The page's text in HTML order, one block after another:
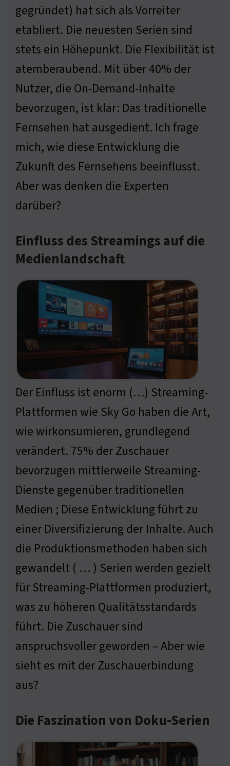
gegründet) hat sich als Vorreiter
etabliert. Die neuesten Serien sind
stets ein Höhepunkt. Die Flexibilität ist
atemberaubend. Mit über 40% der
Nutzer, die On-Demand-Inhalte
bevorzugen, ist klar: Das traditionelle
Fernsehen hat ausgedient. Ich frage
mich, wie diese Entwicklung die
Zukunft des Fernsehens beeinflusst.
Aber was denken die Experten
darüber?
Einfluss des Streamings auf die
Medienlandschaft
Der Einfluss ist enorm (…) Streaming-
Plattformen wie Sky Go haben die Art,
wie wirkonsumieren, grundlegend
verändert. 75% der Zuschauer
bevorzugen mittlerweile Streaming-
Dienste gegenüber traditionellen
Medien ; Diese Entwicklung führt zu
einer Diversifizierung der Inhalte. Auch
die Produktionsmethoden haben sich
gewandelt ( … ) Serien werden gezielt
für Streaming-Plattformen produziert,
was zu höheren Qualitätsstandards
führt. Die Zuschauer sind
anspruchsvoller geworden – Aber wie
sieht es mit der Zuschauerbindung
aus?
Die Faszination von Doku-Serien